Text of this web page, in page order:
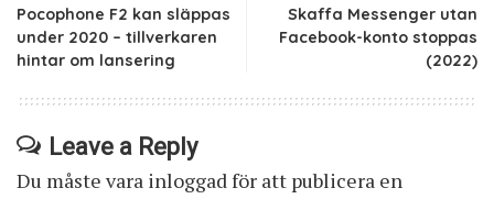
Pocophone F2 kan släppas
under 2020 – tillverkaren
hintar om lansering
Skaffa Messenger utan
Facebook-konto stoppas
(2022)
Leave a Reply
Du måste vara inloggadför att publicera en